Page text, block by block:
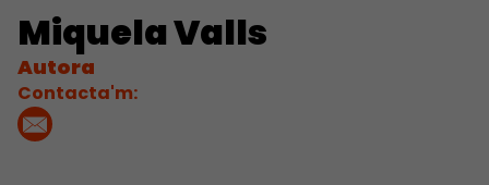
Miquela Valls
Autora
Contacta'm: